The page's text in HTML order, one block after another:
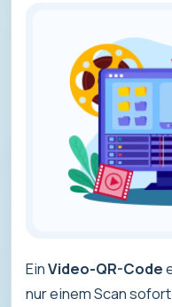
EinVideo-QR-Code
nur einem Scan